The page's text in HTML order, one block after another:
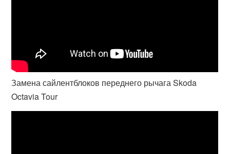
Замена сайлентблоков переднего рычага Skoda
Octavia Tour